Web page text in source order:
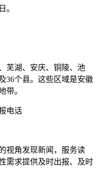
。
芜湖、安庆、铜陵、池
36个县。这些区域是安徽
带。
视角发现新闻，服务读
需求提供及时出报、及时